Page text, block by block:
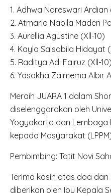
1. Adhwa Nareswari Ardian
2. Atmaria Nabila Maden
3. Aurellia Agustine (Xll-10)
4. Kayla Salsabila Hidayat
5. Raditya Adi Fairuz (Xll-10)
6. Yasakha Zaimema Albir
Meraih JUARA 1 dalam
diselenggarakan oleh
Yogyakarta dan Lembaga
kepada Masyarakat
Pembimbing: Tatit Novi
Terima kasih atas doa
diberikan oleh Ibu Kepala